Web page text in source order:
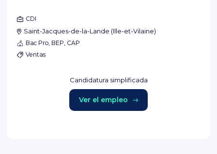
CDI
Saint-Jacques-de-la-Lande (Ille-et-Vilaine)
Bac Pro, BEP, CAP
Ventas
Candidatura simplificada
Ver el empleo